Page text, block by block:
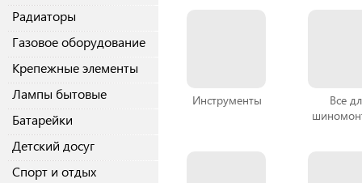
Радиаторы
Газовое оборудование
Крепежные элементы
Лампы бытовые
Батарейки
Детский досуг
Спорт и отдых
Инструменты
Все